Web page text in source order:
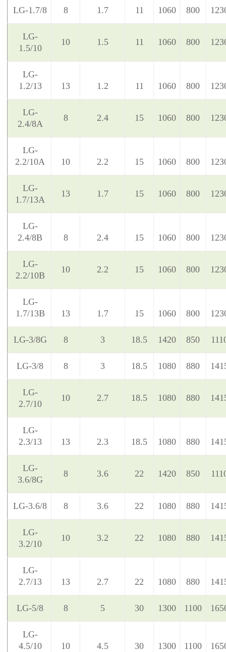
LG-1.7/8 8 1.7 11 1060 800
LG-
1.5/10
10 1.5 11 1060 800
LG-
1.2/13
13 1.2 11 1060 800
LG-
2.4/8A
8 2.4 15 1060 800
LG-
2.2/10A
10 2.2 15 1060 800
LG-
1.7/13A
13 1.7 15 1060 800
LG-
2.4/8B
8 2.4 15 1060 800
LG-
2.2/10B
10 2.2 15 1060 800
LG-
1.7/13B
13 1.7 15 1060 800
LG-3/8G 8 3 18.5 1420 850
LG-3/8 8 3 18.5 1080 880
LG-
2.7/10
10 2.7 18.5 1080 880
LG-
2.3/13
13 2.3 18.5 1080 880
LG-
3.6/8G
8 3.6 22 1420 850
LG-3.6/8 8 3.6 22 1080 880
LG-
3.2/10
10 3.2 22 1080 880
LG-
2.7/13
13 2.7 22 1080 880
LG-5/8 8 5 30 1300 1100
LG-
4.5/10
10 4.5 30 1300 1100